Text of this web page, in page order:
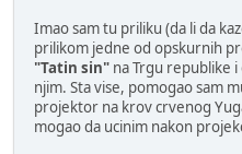
Imao sam tu priliku (da li da
prilikom jedne od opskurnih
"Tatin sin" na Trgu republike
njim. Sta vise, pomogao sam
projektor na krov crvenog
mogao da ucinim nakon